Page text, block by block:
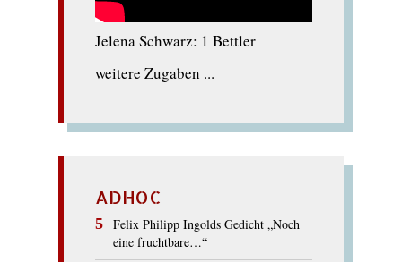
Jelena Schwarz: 1 Bettler
weitere Zugaben ...
ADHOC
Felix Philipp Ingolds Gedicht „Noch
eine fruchtbare…“